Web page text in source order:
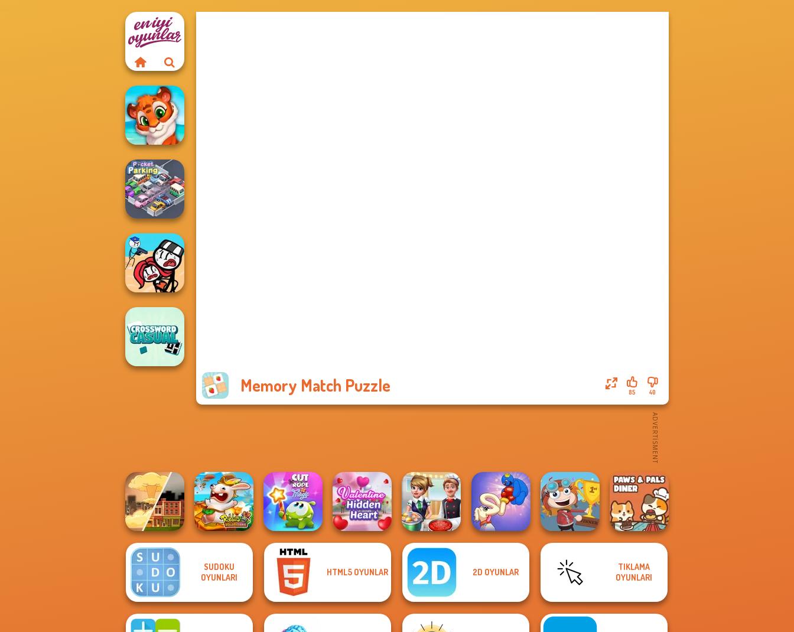
Memory Match Puzzle 40
85
Mosaic Artimo
Pocket Parking
Stickman
Jailbreak Story
End of War
Rabbids Volcano
Panic
Cut The Rope
Magic
Valentine Hidden
Cooking Frenzy
Long Dog - Long
Poptropica
Paws & Pals
Diner
SUDOKU
OYUNLARI
HTML5 OYUNLAR 2D OYUNLAR
TIKLAMA
OYUNLARI